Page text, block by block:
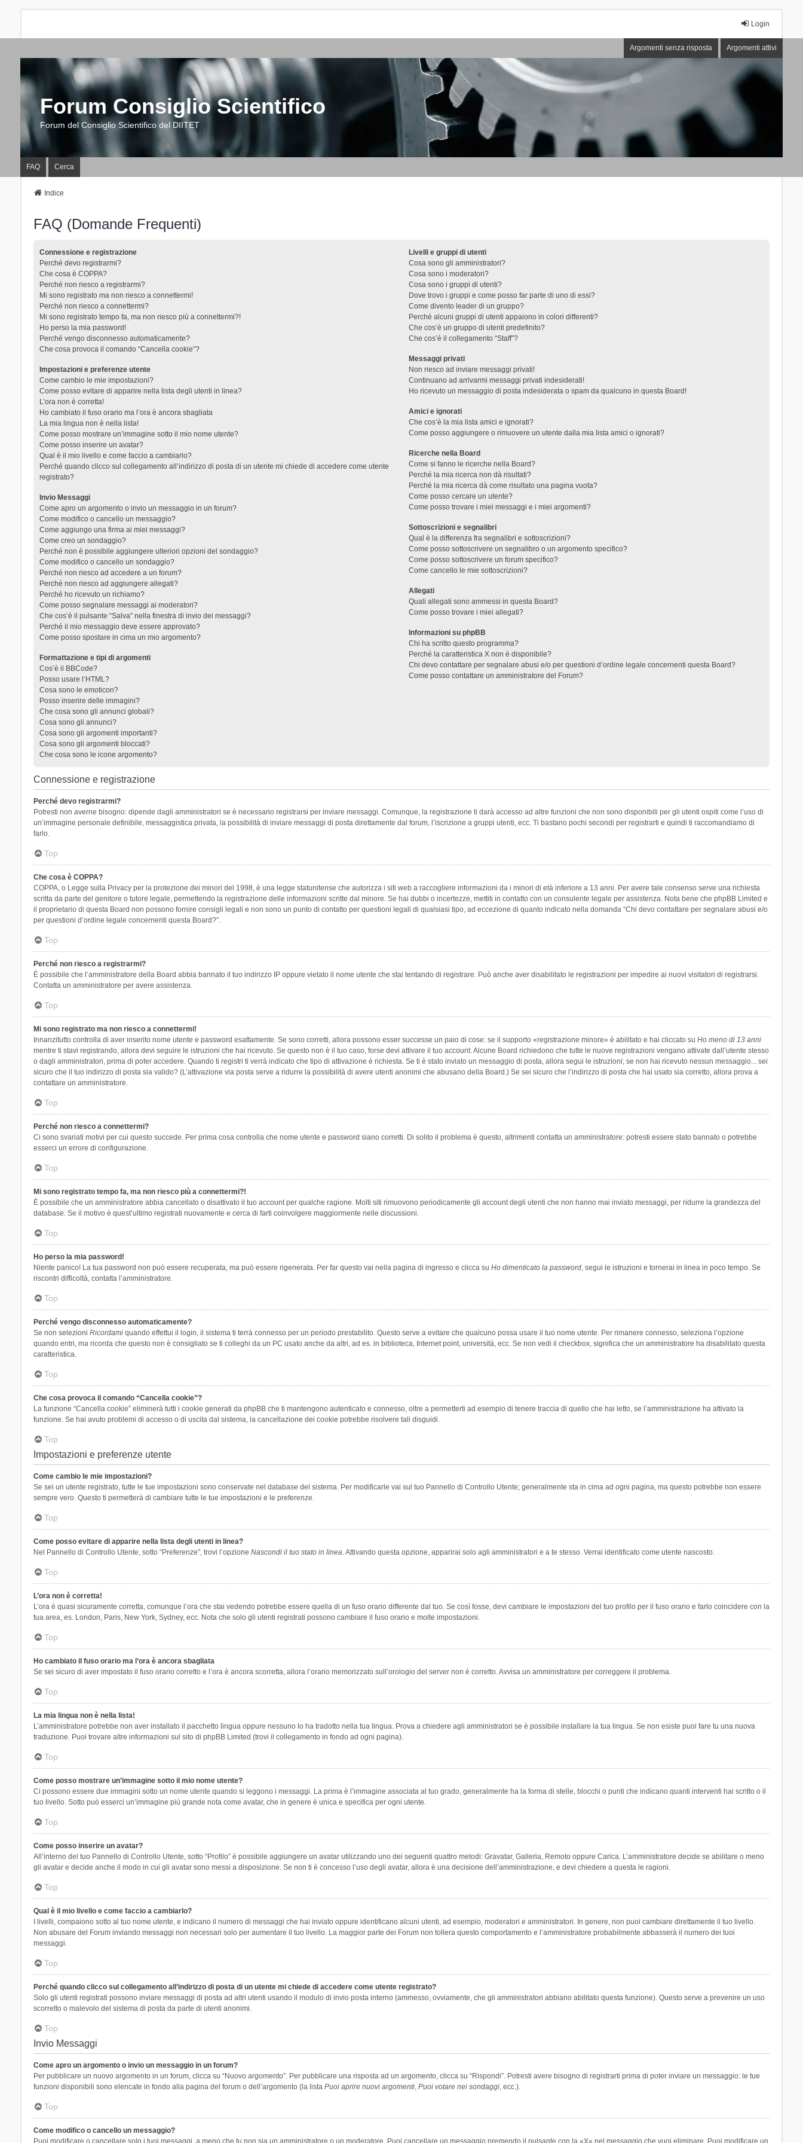
Login
Argomenti senza risposta Argomenti attivi
Forum Consiglio Scientifico
Forum del Consiglio Scientifico del DIITET
FAQ Cerca
Indice
FAQ (Domande Frequenti)
Connessione e registrazione
Perché devo registrarmi?
Che cosa è COPPA?
Perché non riesco a registrarmi?
Mi sono registrato ma non riesco a connettermi!
Perché non riesco a connettermi?
Mi sono registrato tempo fa, ma non riesco più a connettermi?!
Ho perso la mia password!
Perché vengo disconnesso automaticamente?
Che cosa provoca il comando “Cancella cookie”?
Impostazioni e preferenze utente
Come cambio le mie impostazioni?
Come posso evitare di apparire nella lista degli utenti in linea?
L’ora non è corretta!
Ho cambiato il fuso orario ma l’ora è ancora sbagliata
La mia lingua non è nella lista!
Come posso mostrare un’immagine sotto il mio nome utente?
Come posso inserire un avatar?
Qual è il mio livello e come faccio a cambiarlo?
Perché quando clicco sul collegamento all’indirizzo di posta di un utente mi chiede di accedere come utente
registrato?
Invio Messaggi
Come apro un argomento o invio un messaggio in un forum?
Come modifico o cancello un messaggio?
Come aggiungo una firma ai miei messaggi?
Come creo un sondaggio?
Perché non è possibile aggiungere ulteriori opzioni del sondaggio?
Come modifico o cancello un sondaggio?
Perché non riesco ad accedere a un forum?
Perché non riesco ad aggiungere allegati?
Perché ho ricevuto un richiamo?
Come posso segnalare messaggi ai moderatori?
Che cos’è il pulsante “Salva” nella finestra di invio dei messaggi?
Perché il mio messaggio deve essere approvato?
Come posso spostare in cima un mio argomento?
Formattazione e tipi di argomenti
Cos’è il BBCode?
Posso usare l’HTML?
Cosa sono le emoticon?
Posso inserire delle immagini?
Che cosa sono gli annunci globali?
Cosa sono gli annunci?
Cosa sono gli argomenti importanti?
Cosa sono gli argomenti bloccati?
Che cosa sono le icone argomento?
Livelli e gruppi di utenti
Cosa sono gli amministratori?
Cosa sono i moderatori?
Cosa sono i gruppi di utenti?
Dove trovo i gruppi e come posso far parte di uno di essi?
Come divento leader di un gruppo?
Perché alcuni gruppi di utenti appaiono in colori differenti?
Che cos’è un gruppo di utenti predefinito?
Che cos’è il collegamento “Staff”?
Messaggi privati
Non riesco ad inviare messaggi privati!
Continuano ad arrivarmi messaggi privati indesiderati!
Ho ricevuto un messaggio di posta indesiderata o spam da qualcuno in questa Board!
Amici e ignorati
Che cos’è la mia lista amici e ignorati?
Come posso aggiungere o rimuovere un utente dalla mia lista amici o ignorati?
Ricerche nella Board
Come si fanno le ricerche nella Board?
Perché la mia ricerca non dà risultati?
Perché la mia ricerca dà come risultato una pagina vuota?
Come posso cercare un utente?
Come posso trovare i miei messaggi e i miei argomenti?
Sottoscrizioni e segnalibri
Qual è la differenza fra segnalibri e sottoscrizioni?
Come posso sottoscrivere un segnalibro o un argomento specifico?
Come posso sottoscrivere un forum specifico?
Come cancello le mie sottoscrizioni?
Allegati
Quali allegati sono ammessi in questa Board?
Come posso trovare i miei allegati?
Informazioni su phpBB
Chi ha scritto questo programma?
Perché la caratteristica X non è disponibile?
Chi devo contattare per segnalare abusi e/o per questioni d’ordine legale concernenti questa Board?
Come posso contattare un amministratore del Forum?
Connessione e registrazione
Perché devo registrarmi?
Potresti non averne bisogno: dipende dagli amministratori se è necessario registrarsi per inviare messaggi. Comunque, la registrazione ti darà accesso ad altre funzioni che non sono disponibili per gli utenti ospiti come l’uso di
un’immagine personale definibile, messaggistica privata, la possibilità di inviare messaggi di posta direttamente dal forum, l’iscrizione a gruppi utenti, ecc. Ti bastano pochi secondi per registrarti e quindi ti raccomandiamo di
farlo.
Top
Che cosa è COPPA?
COPPA, o Legge sulla Privacy per la protezione dei minori del 1998, è una legge statunitense che autorizza i siti web a raccogliere informazioni da i minori di età inferiore a 13 anni. Per avere tale consenso serve una richiesta
scritta da parte del genitore o tutore legale, permettendo la registrazione delle informazioni scritte dal minore. Se hai dubbi o incertezze, mettiti in contatto con un consulente legale per assistenza. Nota bene che phpBB Limited e
il proprietario di questa Board non possono fornire consigli legali e non sono un punto di contatto per questioni legali di qualsiasi tipo, ad eccezione di quanto indicato nella domanda “Chi devo contattare per segnalare abusi e/o
per questioni d’ordine legale concernenti questa Board?”.
Top
Perché non riesco a registrarmi?
È possibile che l’amministratore della Board abbia bannato il tuo indirizzo IP oppure vietato il nome utente che stai tentando di registrare. Può anche aver disabilitato le registrazioni per impedire ai nuovi visitatori di registrarsi.
Contatta un amministratore per avere assistenza.
Top
Mi sono registrato ma non riesco a connettermi!
Innanzitutto controlla di aver inserito nome utente e password esattamente. Se sono corretti, allora possono esser successe un paio di cose: se il supporto «registrazione minore» è abilitato e hai cliccato su Ho meno di 13 anni
mentre ti stavi registrando, allora devi seguire le istruzioni che hai ricevuto. Se questo non è il tuo caso, forse devi attivare il tuo account. Alcune Board richiedono che tutte le nuove registrazioni vengano attivate dall’utente stesso
o dagli amministratori, prima di poter accedere. Quando ti registri ti verrà indicato che tipo di attivazione è richiesta. Se ti è stato inviato un messaggio di posta, allora segui le istruzioni; se non hai ricevuto nessun messaggio... sei
sicuro che il tuo indirizzo di posta sia valido? (L’attivazione via posta serve a ridurre la possibilità di avere utenti anonimi che abusano della Board.) Se sei sicuro che l’indirizzo di posta che hai usato sia corretto, allora prova a
contattare un amministratore.
Top
Perché non riesco a connettermi?
Ci sono svariati motivi per cui questo succede. Per prima cosa controlla che nome utente e password siano corretti. Di solito il problema è questo, altrimenti contatta un amministratore: potresti essere stato bannato o potrebbe
esserci un errore di configurazione.
Top
Mi sono registrato tempo fa, ma non riesco più a connettermi?!
È possibile che un amministratore abbia cancellato o disattivato il tuo account per qualche ragione. Molti siti rimuovono periodicamente gli account degli utenti che non hanno mai inviato messaggi, per ridurre la grandezza del
database. Se il motivo è quest’ultimo registrati nuovamente e cerca di farti coinvolgere maggiormente nelle discussioni.
Top
Ho perso la mia password!
Niente panico! La tua password non può essere recuperata, ma può essere rigenerata. Per far questo vai nella pagina di ingresso e clicca su Ho dimenticato la password, segui le istruzioni e tornerai in linea in poco tempo. Se
riscontri difficoltà, contatta l’amministratore.
Top
Perché vengo disconnesso automaticamente?
Se non selezioni Ricordamiquando effettui il login, il sistema ti terrà connesso per un periodo prestabilito. Questo serve a evitare che qualcuno possa usare il tuo nome utente. Per rimanere connesso, seleziona l’opzione
quando entri, ma ricorda che questo non è consigliato se ti colleghi da un PC usato anche da altri, ad es. in biblioteca, Internet point, università, ecc. Se non vedi il checkbox, significa che un amministratore ha disabilitato questa
caratteristica.
Top
Che cosa provoca il comando “Cancella cookie”?
La funzione “Cancella cookie” eliminerà tutti i cookie generati da phpBB che ti mantengono autenticato e connesso, oltre a permetterti ad esempio di tenere traccia di quello che hai letto, se l’amministrazione ha attivato la
funzione. Se hai avuto problemi di accesso o di uscita dal sistema, la cancellazione dei cookie potrebbe risolvere tali disguidi.
Top
Impostazioni e preferenze utente
Come cambio le mie impostazioni?
Se sei un utente registrato, tutte le tue impostazioni sono conservate nel database del sistema. Per modificarle vai sul tuo Pannello di Controllo Utente; generalmente sta in cima ad ogni pagina, ma questo potrebbe non essere
sempre vero. Questo ti permetterà di cambiare tutte le tue impostazioni e le preferenze.
Top
Come posso evitare di apparire nella lista degli utenti in linea?
Nel Pannello di Controllo Utente, sotto “Preferenze”, trovi l’opzione Nascondi il tuo stato in linea. Attivando questa opzione, apparirai solo agli amministratori e a te stesso. Verrai identificato come utente nascosto.
Top
L’ora non è corretta!
L’ora è quasi sicuramente corretta, comunque l’ora che stai vedendo potrebbe essere quella di un fuso orario differente dal tuo. Se così fosse, devi cambiare le impostazioni del tuo profilo per il fuso orario e farlo coincidere con la
tua area, es. London, Paris, New York, Sydney, ecc. Nota che solo gli utenti registrati possono cambiare il fuso orario e molte impostazioni.
Top
Ho cambiato il fuso orario ma l’ora è ancora sbagliata
Se sei sicuro di aver impostato il fuso orario corretto e l’ora è ancora scorretta, allora l’orario memorizzato sull’orologio del server non è corretto. Avvisa un amministratore per correggere il problema.
Top
La mia lingua non è nella lista!
L’amministratore potrebbe non aver installato il pacchetto lingua oppure nessuno lo ha tradotto nella tua lingua. Prova a chiedere agli amministratori se è possibile installare la tua lingua. Se non esiste puoi fare tu una nuova
traduzione. Puoi trovare altre informazioni sul sito di phpBB Limited (trovi il collegamento in fondo ad ogni pagina).
Top
Come posso mostrare un’immagine sotto il mio nome utente?
Ci possono essere due immagini sotto un nome utente quando si leggono i messaggi. La prima è l’immagine associata al tuo grado, generalmente ha la forma di stelle, blocchi o punti che indicano quanti interventi hai scritto o il
tuo livello. Sotto può esserci un’immagine più grande nota come avatar, che in genere è unica e specifica per ogni utente.
Top
Come posso inserire un avatar?
All’interno del tuo Pannello di Controllo Utente, sotto “Profilo” è possibile aggiungere un avatar utilizzando uno dei seguenti quattro metodi: Gravatar, Galleria, Remoto oppure Carica. L’amministratore decide se abilitare o meno
gli avatar e decide anche il modo in cui gli avatar sono messi a disposizione. Se non ti è concesso l’uso degli avatar, allora è una decisione dell’amministrazione, e devi chiedere a questa le ragioni.
Top
Qual è il mio livello e come faccio a cambiarlo?
I livelli, compaiono sotto al tuo nome utente, e indicano il numero di messaggi che hai inviato oppure identificano alcuni utenti, ad esempio, moderatori e amministratori. In genere, non puoi cambiare direttamente il tuo livello.
Non abusare del Forum inviando messaggi non necessari solo per aumentare il tuo livello. La maggior parte dei Forum non tollera questo comportamento e l’amministratore probabilmente abbasserà il numero dei tuoi
messaggi.
Top
Perché quando clicco sul collegamento all’indirizzo di posta di un utente mi chiede di accedere come utente registrato?
Solo gli utenti registrati possono inviare messaggi di posta ad altri utenti usando il modulo di invio posta interno (ammesso, ovviamente, che gli amministratori abbiano abilitato questa funzione). Questo serve a prevenire un uso
scorretto o malevolo del sistema di posta da parte di utenti anonimi.
Top
Invio Messaggi
Come apro un argomento o invio un messaggio in un forum?
Per pubblicare un nuovo argomento in un forum, clicca su “Nuovo argomento”. Per pubblicare una risposta ad un argomento, clicca su “Rispondi”. Potresti avere bisogno di registrarti prima di poter inviare un messaggio: le tue
funzioni disponibili sono elencate in fondo alla pagina del forum o dell’argomento (la lista Puoi aprire nuovi argomenti, Puoi votare nei sondaggi, ecc.).
Top
Come modifico o cancello un messaggio?
Puoi modificare o cancellare solo i tuoi messaggi, a meno che tu non sia un amministratore o un moderatore. Puoi cancellare un messaggio premendo il pulsante con la «X» nel messaggio che vuoi eliminare. Puoi modificare un